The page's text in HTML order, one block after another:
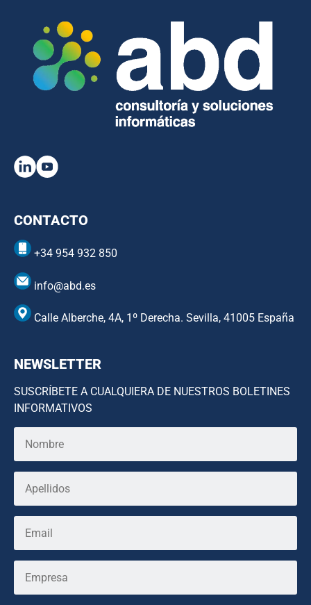
CONTACTO
+34 954 932 850
info@abd.es
Calle Alberche, 4A, 1º Derecha. Sevilla, 41005 España
NEWSLETTER
SUSCRÍBETE A CUALQUIERA DE NUESTROS BOLETINES
INFORMATIVOS